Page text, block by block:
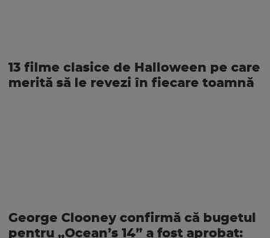
13 filme clasice de Halloween pe care
merită să le revezi în fiecare toamnă
George Clooney confirmă că bugetul
pentru „Ocean’s 14” a fost aprobat: